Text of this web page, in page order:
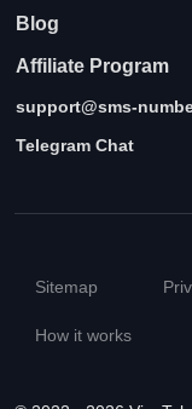
Blog
Affiliate Program
support@sms-
Telegram Chat
Sitemap
How it works